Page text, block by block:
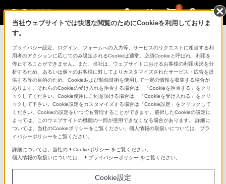
0
AVケーブル
接続コード
RK-G81
DISCONTINUED 生産完了
当社ウェブサイトでは快適な閲覧のためにCookieを利用しておりま
す。
プライバシー設定、ログイン、フォームへの入力等、サービスのリクエストに相当する利
用者のアクションに応じてのみ設定されるCookieは通常、必須Cookieと呼ばれ、利用を
停止することができません。また、当社は、ウェブサイトにおけるお客様の利用状況を分
析するため、あるいは個々のお客様に対してよりカスタマイズされたサービス・広告を提
供する等の目的のため、Cookieおよび類似技術を使用して一定の情報を収集する場合が
あります。それらのCookieの受け入れを拒否する場合は、「Cookieを拒否する」をクリ
ックしてください。Cookie使用にご同意頂ける場合は、「Cookieを受け入れる」をクリ
ックして下さい。Cookie設定をカスタマイズする場合は「Cookie設定」をクリックして
ください。Cookieの設定をいつでも管理することができます。選択したCookieの設定に
よっては、このウェブサイトの機能の一部が使用できなくなる場合があります。 詳細に
ついては、当社のCookieポリシーをご覧ください。個人情報の取扱いについては、プラ
イバシーポリシーをご覧ください。
詳細については、当社の Cookieポリシー をご覧ください。
個人情報の取扱いについては、
プライバシーポリシー をご覧ください。
Cookie設定